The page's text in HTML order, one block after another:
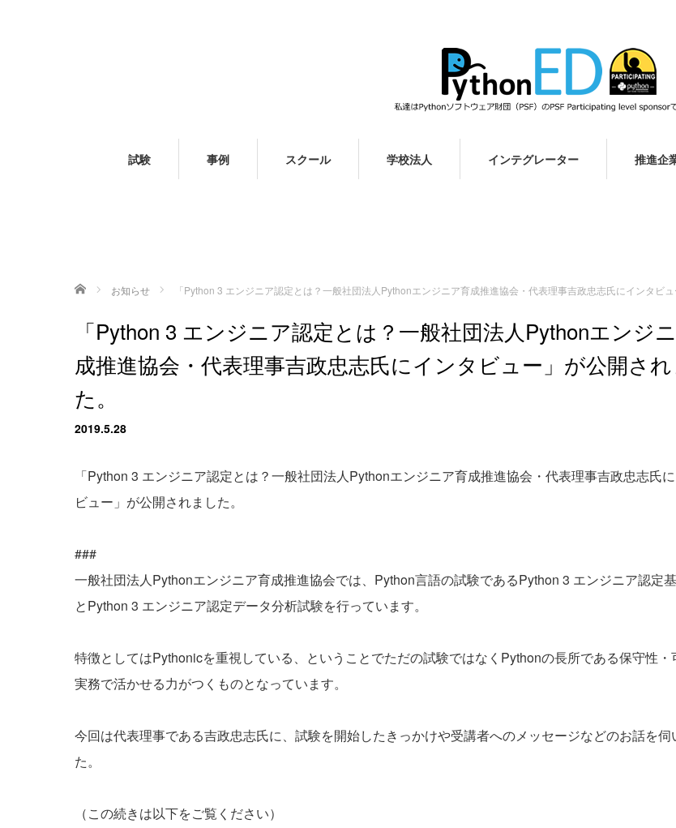
試験 事例 スクール 学校法人 インテグレーター 推進企
ホーム お知らせ 「Python 3 エンジニア認定とは？一般社団法人Pythonエンジニア育成推進協会・代表理事吉政忠志氏にインタビュ
「Python 3 エンジニア認定とは？一般社団法人Pythonエンジ
成推進協会・代表理事吉政忠志氏にインタビュー」が公開され
た。
2019.5.28
「Python 3 エンジニア認定とは？一般社団法人Pythonエンジニア育成推進協会・代表理事吉政忠志氏
ビュー」が公開されました。
###
一般社団法人Pythonエンジニア育成推進協会では、Python言語の試験であるPython 3 エンジニア認定
とPython 3 エンジニア認定データ分析試験を行っています。
特徴としてはPythonicを重視している、ということでただの試験ではなくPythonの長所である保守性・
実務で活かせる力がつくものとなっています。
今回は代表理事である吉政忠志氏に、試験を開始したきっかけや受講者へのメッセージなどのお話を伺
た。
（この続きは以下をご覧ください）